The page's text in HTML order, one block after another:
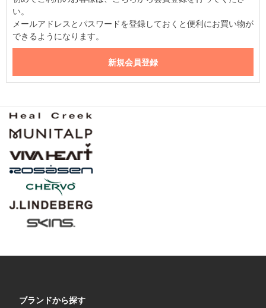
い。
メールアドレスとパスワードを登録しておくと便利にお買い物が
できるようになります。
ブランドから探す